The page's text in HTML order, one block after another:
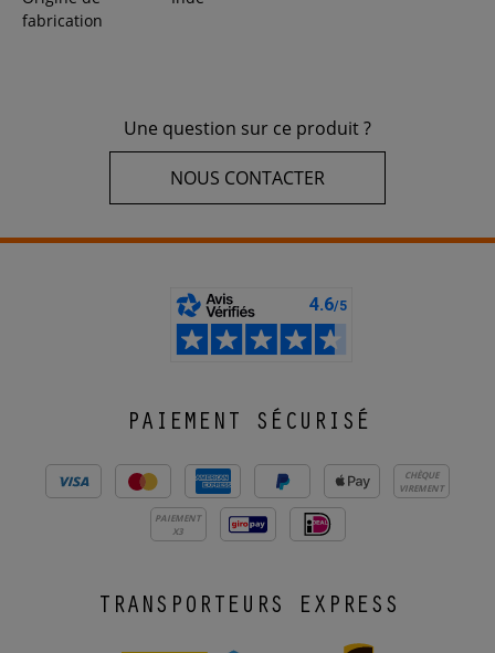
fabrication
Une question sur ce produit ?
NOUS CONTACTER
PAIEMENT SÉCURISÉ
CHÈQUE
VIREMENT
PAIEMENT
X3
TRANSPORTEURS EXPRESS